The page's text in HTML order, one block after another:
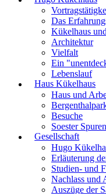
Das
Kükelhaus
Architektur
Vielfalt
Ein
Lebenslauf
Haus Kükelhaus
Haus und
Besuche
Soester Spuren
Gesellschaft
Hugo
Erläuterung
Studien- und
Nachlass und
Auszüge der